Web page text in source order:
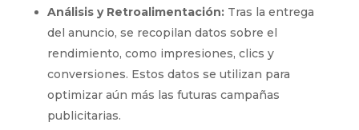
Análisis y Retroalimentación: Tras la entrega
del anuncio, se recopilan datos sobre el
rendimiento, como impresiones, clics y
conversiones. Estos datos se utilizan para
optimizar aún más las futuras campañas
publicitarias.